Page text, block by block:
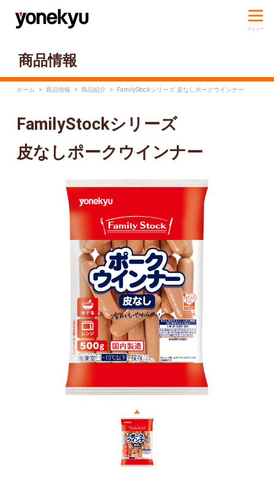
商品情報
ホーム > 商品情報 > 商品紹介 > FamilyStockシリーズ 皮なしポークウインナー
FamilyStockシリーズ
皮なしポークウインナー